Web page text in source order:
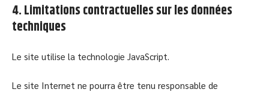
4. Limitations contractuelles sur les données
techniques
Le site utilise la technologie JavaScript.
Le site Internet ne pourra être tenu responsable de